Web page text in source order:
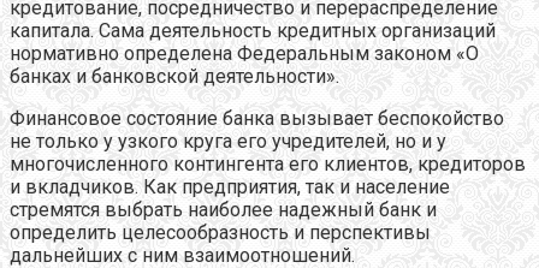
кредитование, посредничество и перераспределение
капитала. Сама деятельность кредитных организаций
нормативно определена Федеральным законом «О
банках и банковской деятельности».
Финансовое состояние банка вызывает беспокойство
не только у узкого круга его учредителей, но и у
многочисленного контингента его клиентов, кредиторов
и вкладчиков. Как предприятия, так и население
стремятся выбрать наиболее надежный банк и
определить целесообразность и перспективы
дальнейших с ним взаимоотношений.